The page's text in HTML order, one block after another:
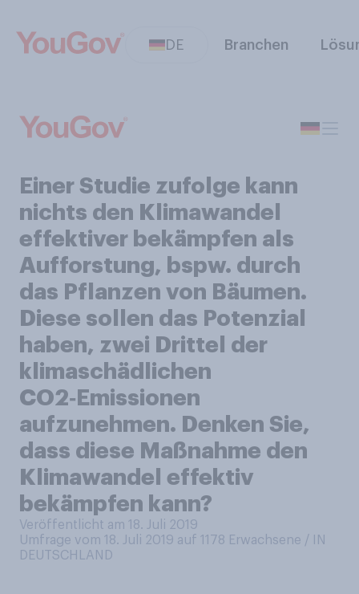
DE Branchen
Einer Studie zufolge kann
nichts den Klimawandel
effektiver bekämpfen als
Aufforstung, bspw. durch
das Pflanzen von Bäumen.
Diese sollen das Potenzial
haben, zwei Drittel der
klimaschädlichen
CO2‑Emissionen
aufzunehmen. Denken Sie,
dass diese Maßnahme den
Klimawandel effektiv
bekämpfen kann?
Veröffentlicht am 18. Juli 2019
Umfrage vom 18. Juli 2019 auf 1178 Erwachsene / IN
DEUTSCHLAND